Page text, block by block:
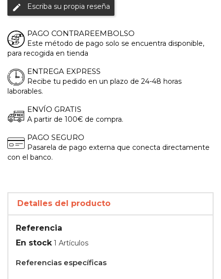
edit Escriba su propia reseña
PAGO CONTRAREEMBOLSO
Este método de pago solo se encuentra disponible,
para recogida en tienda
ENTREGA EXPRESS
Recibe tu pedido en un plazo de 24-48 horas
laborables.
ENVÍO GRATIS
A partir de 100€ de compra.
PAGO SEGURO
Pasarela de pago externa que conecta directamente
con el banco.
Detalles del producto
Referencia
En stock 1 Artículos
Referencias específicas